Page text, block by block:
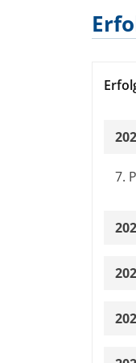
7.
2.
2.
1.
2.